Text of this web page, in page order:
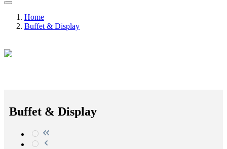
Home
Buffet & Display
Buffet & Display